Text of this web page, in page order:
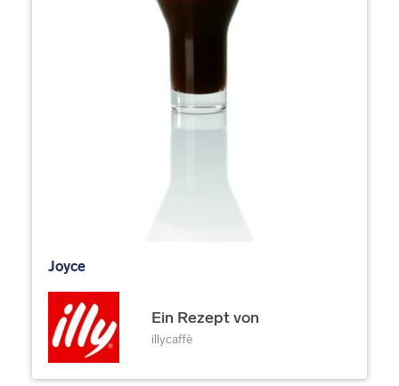
Joyce
Ein Rezept von
illycaffè